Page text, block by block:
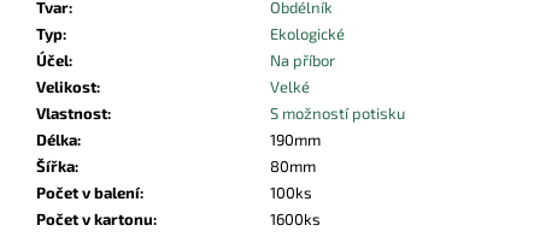
Tvar:
Obdélník
Typ:
Ekologické
Účel:
Na příbor
Velikost:
Velké
Vlastnost:
S možností potisku
Délka:
190mm
Šířka:
80mm
Počet v balení:
100ks
Počet v kartonu: 1600ks